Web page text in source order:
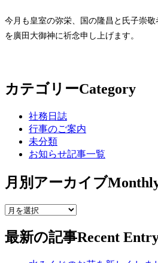
今月も皇室の弥栄、国の隆昌と氏子崇
を廣田大御神に祈念申し上げます。
カテゴリーCategory
社務日誌
行事のご案内
未分類
お知らせ記事一覧
月別アーカイブ
最新の記事Recent